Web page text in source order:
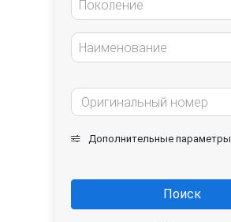
Поколение
Наименование
Дополнительные параметры
Поиск